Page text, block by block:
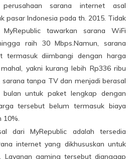
perusahaan sarana internet asal
pasar Indonesia pada th. 2015. Tidak
MyRepublic tawarkan sarana WiFi
raih 30 Mbps.Namun, sarana
termasuk diimbangi dengan harga
yakni kurang lebih Rp336 ribu
tanpa TV dan menjadi berasal
untuk paket lengkap dengan
tersebut belum termasuk biaya
10%.
dari MyRepublic adalah tersedia
internet yang dikhususkan untuk
Layanan gaming tersebut dianggap